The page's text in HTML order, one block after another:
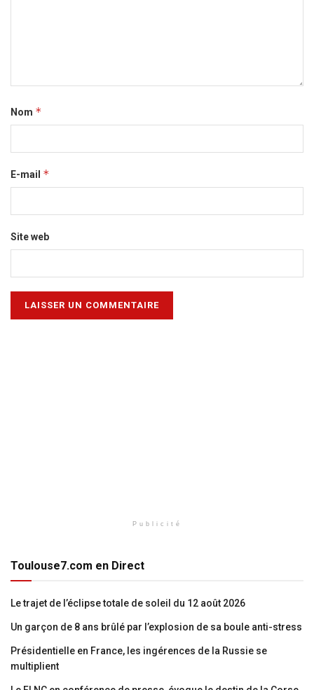
Nom *
E-mail *
Site web
Publicité
Toulouse7.com en Direct
Le trajet de l’éclipse totale de soleil du 12 août 2026
Un garçon de 8 ans brûlé par l’explosion de sa boule anti-stress
Présidentielle en France, les ingérences de la Russie se
multiplient